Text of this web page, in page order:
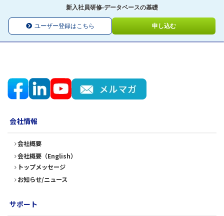
新入社員研修-データベースの基礎
ユーザー登録はこちら 申し込む
会社情報
会社概要
会社概要（English）
トップメッセージ
お知らせ/ニュース
サポート